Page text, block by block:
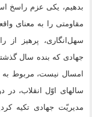
بدهیم، یکى عزم راسخ
مقاومتى را به معناى
سهل‌انگارى، پرهیز از
امسال نیست، مربوط به
سالهاى اوّل انقلاب،
مدیریّت جهادى تکیه